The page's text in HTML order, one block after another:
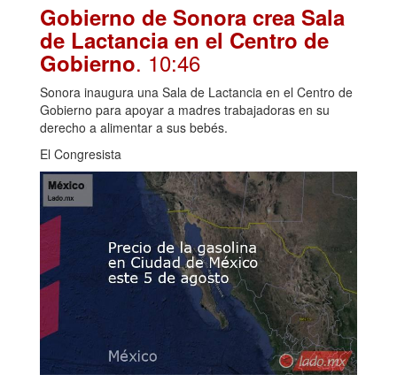
Gobierno de Sonora crea Sala
de Lactancia en el Centro de
Gobierno. 10:46
Sonora inaugura una Sala de Lactancia en el Centro de
Gobierno para apoyar a madres trabajadoras en su
derecho a alimentar a sus bebés.
El Congresista